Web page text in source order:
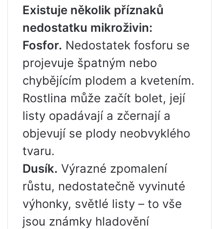
Existuje několik příznaků
nedostatku mikroživin:
Fosfor. Nedostatek fosforu se
projevuje špatným nebo
chybějícím plodem a kvetením.
Rostlina může začít bolet, její
listy opadávají a zčernají a
objevují se plody neobvyklého
tvaru.
Dusík. Výrazné zpomalení
růstu, nedostatečně vyvinuté
výhonky, světlé listy – to vše
jsou známky hladovění